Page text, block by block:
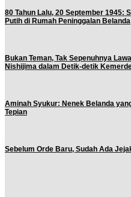
80 Tahun Lalu, 20 September 1945:
Putih di Rumah Peninggalan Belanda
Bukan Teman, Tak Sepenuhnya
Nishijima dalam Detik-detik
Aminah Syukur: Nenek Belanda
Tepian
Sebelum Orde Baru, Sudah Ada